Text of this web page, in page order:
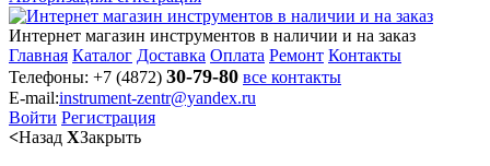
Интернет магазин инструментов в наличии и на заказ
Главная Каталог Доставка Оплата Ремонт Контакты
Телефоны: +7 (4872) 30-79-80 все контакты
E-mail:instrument-zentr@yandex.ru
Войти Регистрация
<Назад XЗакрыть